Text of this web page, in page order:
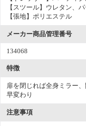
【スツール】ウレタン、
【張地】ポリエステル
メーカー商品管理番号
134068
特徴
扉を閉じれば全身ミラー
早変わり
注意事項